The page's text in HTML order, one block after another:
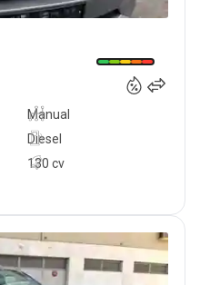
Manual
130 cv
Diesel